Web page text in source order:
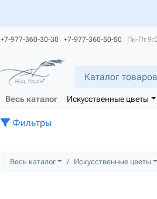
+7-977-360-30-30 +7-977-360-50-50 Пн-Пт
Каталог товаров
Весь каталог Искусственные цветы
Фильтры
Весь каталог Искусственные цветы